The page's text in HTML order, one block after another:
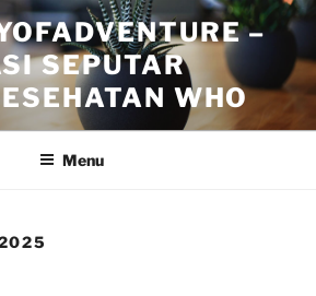
–
SEPUTAR
WHO
Menu